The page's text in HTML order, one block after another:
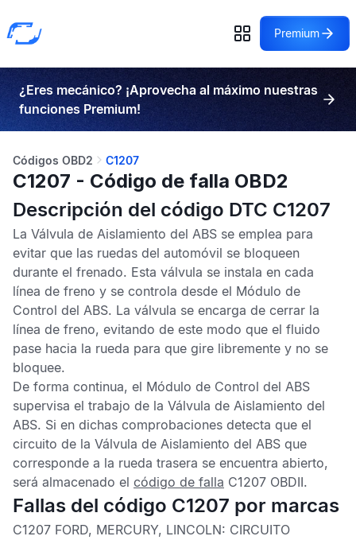
Premium
¿Eres mecánico? ¡Aprovecha al máximo nuestras
funciones Premium!
Códigos OBD2 C1207
C1207 - Código de falla OBD2
Descripción del código DTC C1207
La Válvula de Aislamiento del ABS se emplea para
evitar que las ruedas del automóvil se bloqueen
durante el frenado. Esta válvula se instala en cada
línea de freno y se controla desde el Módulo de
Control del ABS. La válvula se encarga de cerrar la
línea de freno, evitando de este modo que el fluido
pase hacia la rueda para que gire libremente y no se
bloquee.
De forma continua, el Módulo de Control del ABS
supervisa el trabajo de la Válvula de Aislamiento del
ABS. Si en dichas comprobaciones detecta que el
circuito de la Válvula de Aislamiento del ABS que
corresponde a la rueda trasera se encuentra abierto,
será almacenado el código de falla C1207 OBDII.
Fallas del código C1207 por marcas
C1207 FORD, MERCURY, LINCOLN: CIRCUITO